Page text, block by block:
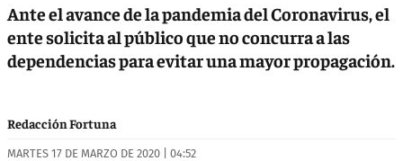
Ante el avance de la pandemia del Coronavirus, el
ente solicita al público que no concurra a las
dependencias para evitar una mayor propagación.
Redacción Fortuna
MARTES 17 DE MARZO DE 2020 | 04:52